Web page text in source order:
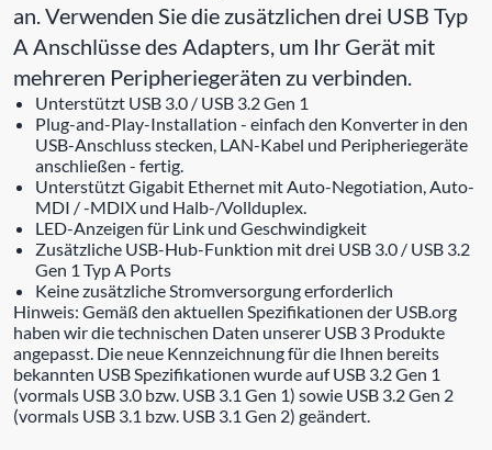
an. Verwenden Sie die zusätzlichen drei USB Typ
A Anschlüsse des Adapters, um Ihr Gerät mit
mehreren Peripheriegeräten zu verbinden.
Unterstützt USB 3.0 / USB 3.2 Gen 1
Plug-and-Play-Installation - einfach den Konverter in den
USB-Anschluss stecken, LAN-Kabel und Peripheriegeräte
anschließen - fertig.
Unterstützt Gigabit Ethernet mit Auto-Negotiation, Auto-
MDI / -MDIX und Halb-/Vollduplex.
LED-Anzeigen für Link und Geschwindigkeit
Zusätzliche USB-Hub-Funktion mit drei USB 3.0 / USB 3.2
Gen 1 Typ A Ports
Keine zusätzliche Stromversorgung erforderlich
Hinweis: Gemäß den aktuellen Spezifikationen der USB.org
haben wir die technischen Daten unserer USB 3 Produkte
angepasst. Die neue Kennzeichnung für die Ihnen bereits
bekannten USB Spezifikationen wurde auf USB 3.2 Gen 1
(vormals USB 3.0 bzw. USB 3.1 Gen 1) sowie USB 3.2 Gen 2
(vormals USB 3.1 bzw. USB 3.1 Gen 2) geändert.